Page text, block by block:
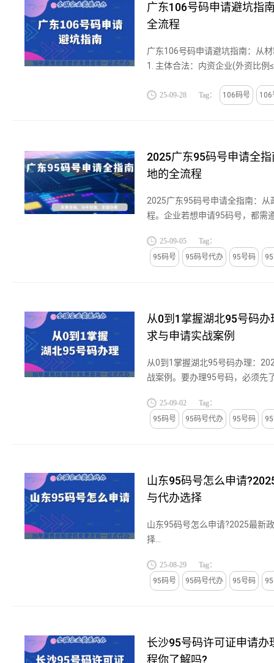
广东106号码申请避坑指
全流程
广东106号码申请避坑指南：从
1. 主体合法：内资企业(外资比例
务”;2. 人员适配：有3名以上与...
25-09-28 Tag： 106码号 106
2025广东95码号申请全
地的全流程
2025广东95码号申请全指南：从
程。企业若想申请95码号，都需
电商、物流等行业提升品牌辨识
25-09-05
Tag：
95码号
95码号代办 95号码
从0到1掌握湖北95号码
求与申请实战案例
从0到1掌握湖北95号码办理：
战案例。要办理95号码，必须先
规，明确了号码申请、使用、监
25-09-02
Tag：
95码号
95码号代办 95号码
山东95码号怎么申请
与代办选择
山东95码号怎么申请?2025最新
择...
25-08-29
Tag：
95码号
95码号代办 95号码
长沙95号码许可证申请办
程你了解吗?